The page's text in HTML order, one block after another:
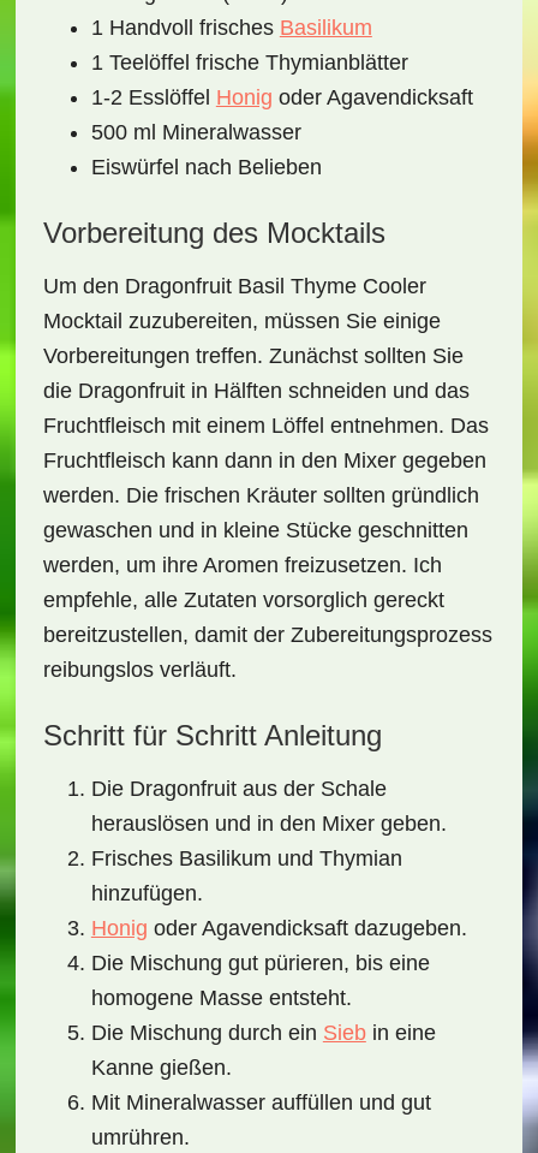
1 Handvoll frisches Basilikum
1 Teelöffel frische Thymianblätter
1-2 Esslöffel Honig oder Agavendicksaft
500 ml Mineralwasser
Eiswürfel nach Belieben
Vorbereitung des Mocktails
Um den Dragonfruit Basil Thyme Cooler
Mocktail zuzubereiten, müssen Sie einige
Vorbereitungen treffen. Zunächst sollten Sie
die Dragonfruit in Hälften schneiden und das
Fruchtfleisch mit einem Löffel entnehmen. Das
Fruchtfleisch kann dann in den Mixer gegeben
werden. Die frischen Kräuter sollten gründlich
gewaschen und in kleine Stücke geschnitten
werden, um ihre Aromen freizusetzen. Ich
empfehle, alle Zutaten vorsorglich gereckt
bereitzustellen, damit der Zubereitungsprozess
reibungslos verläuft.
Schritt für Schritt Anleitung
Die Dragonfruit aus der Schale
herauslösen und in den Mixer geben.
Frisches Basilikum und Thymian
hinzufügen.
Honig oder Agavendicksaft dazugeben.
Die Mischung gut pürieren, bis eine
homogene Masse entsteht.
Die Mischung durch ein Siebin eine
Kanne gießen.
Mit Mineralwasser auffüllen und gut
umrühren.